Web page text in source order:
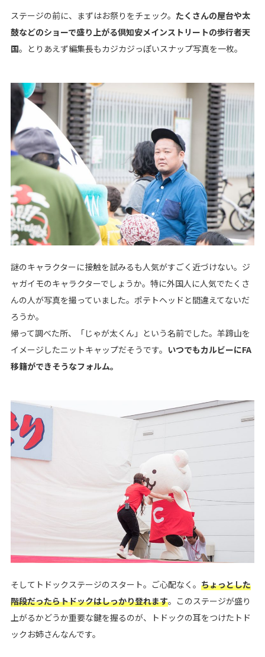
ステージの前に、まずはお祭りをチェック。 たくさんの屋台や太
鼓などのショーで盛り上がる倶知安メインストリートの歩行者天
国。とりあえず編集長もカジカジっぽいスナップ写真を一枚。
謎のキャラクターに接触を試みるも人気がすごく近づけない。ジ
ャガイモのキャラクターでしょうか。特に外国人に人気でたくさ
んの人が写真を撮っていました。ポテトヘッドと間違えてないだ
ろうか。
帰って調べた所、「じゃが太くん」という名前でした。羊蹄山を
イメージしたニットキャップだそうです。 いつでもカルビーにFA
移籍ができそうなフォルム。
そしてトドックステージのスタート。ご心配なく。 ちょっとした
階段だったらトドックはしっかり登れます。このステージが盛り
上がるかどうか重要な鍵を握るのが、トドックの耳をつけたトド
ックお姉さんなんです。